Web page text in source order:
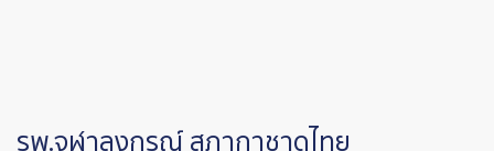
รพ.จุฬาลงกรณ์ สภากาชาดไทย